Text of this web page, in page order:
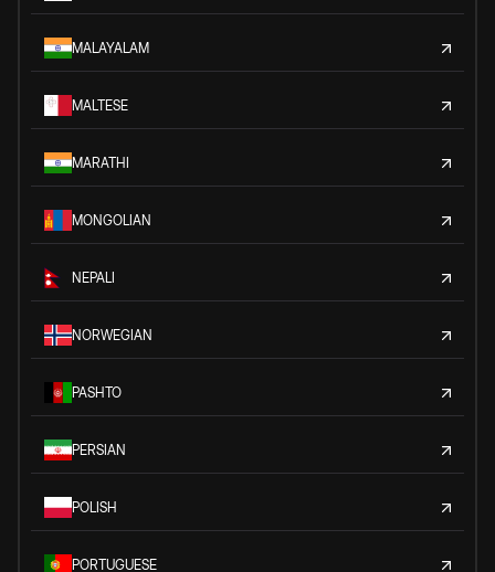
MALAYALAM
MALTESE
MARATHI
MONGOLIAN
NEPALI
NORWEGIAN
PASHTO
PERSIAN
POLISH
PORTUGUESE